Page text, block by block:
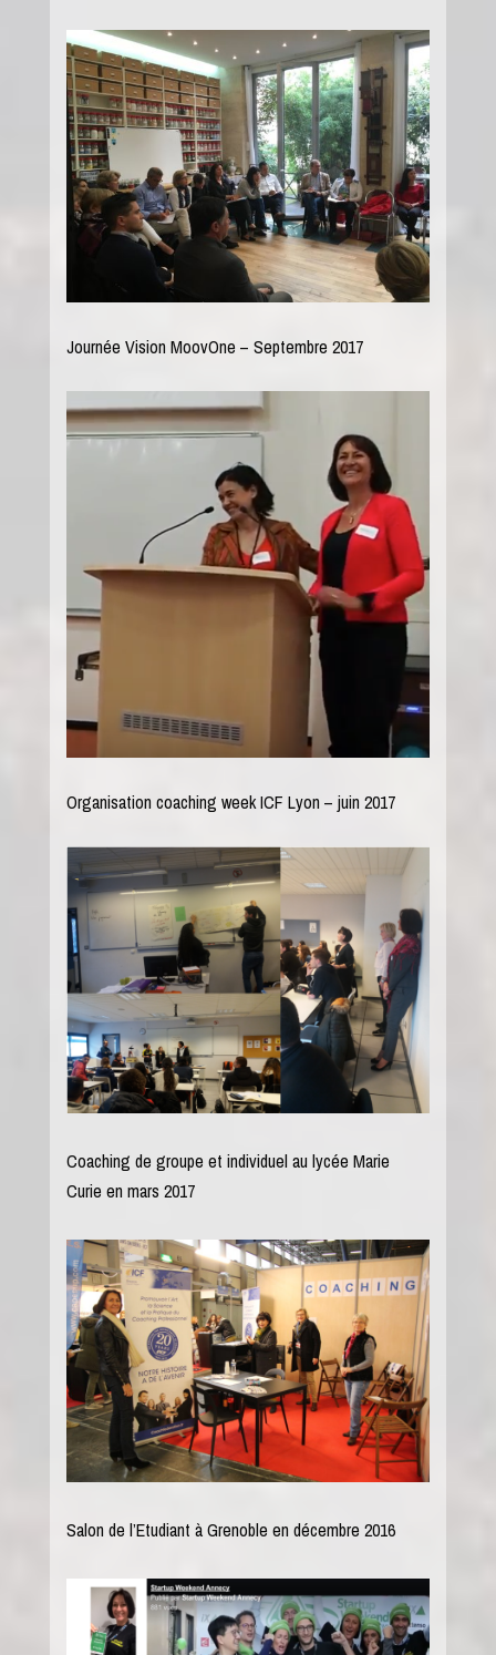
Journée Vision MoovOne – Septembre 2017
Organisation coaching week ICF Lyon – juin 2017
Coaching de groupe et individuel au lycée Marie
Curie en mars 2017
Salon de l’Etudiant à Grenoble en décembre 2016